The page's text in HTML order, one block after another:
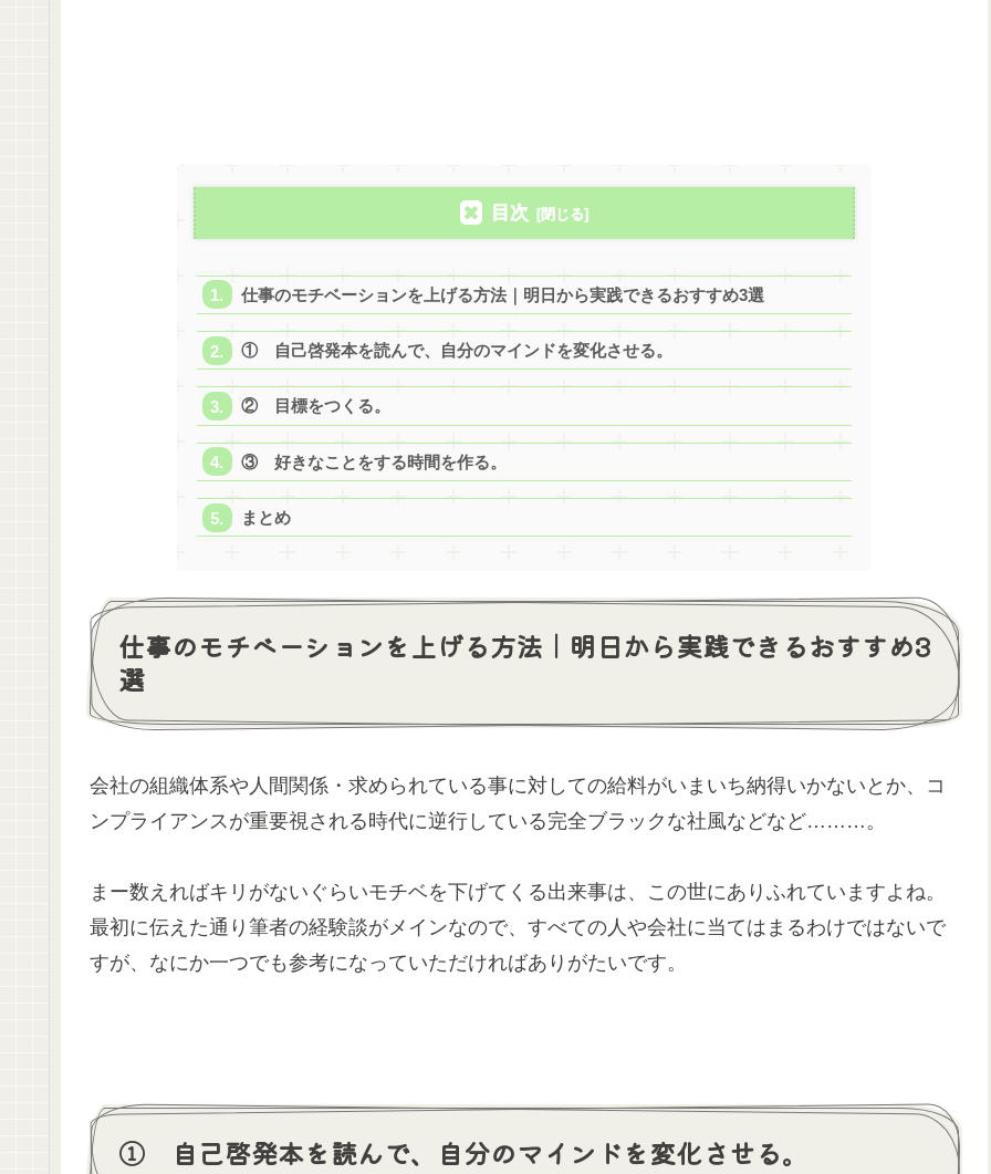
目次
仕事のモチベーションを上げる方法｜明日から実践できるおすすめ3選
① 自己啓発本を読んで、自分のマインドを変化させる。
② 目標をつくる。
③ 好きなことをする時間を作る。
まとめ
仕事のモチベーションを上げる方法｜明日から実践できるおすすめ3
選
会社の組織体系や人間関係・求められている事に対しての給料がいまいち納得いかないとか、コ
ンプライアンスが重要視される時代に逆行している完全ブラックな社風などなど………。
まー数えればキリがないぐらいモチベを下げてくる出来事は、この世にありふれていますよね。
最初に伝えた通り筆者の経験談がメインなので、すべての人や会社に当てはまるわけではないで
すが、なにか一つでも参考になっていただければありがたいです。
① 自己啓発本を読んで、自分のマインドを変化させる。